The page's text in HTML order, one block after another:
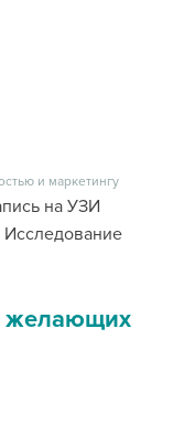
и маркетингу
на УЗИ
желающих